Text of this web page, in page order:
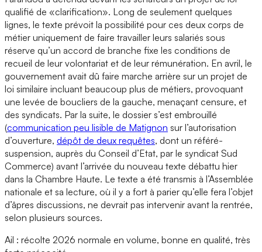
qualifié de «clarification». Long de seulement quelques
lignes, le texte prévoit la possibilité pour ces deux corps de
métier uniquement de faire travailler leurs salariés sous
réserve qu’un accord de branche fixe les conditions de
recueil de leur volontariat et de leur rémunération. En avril, le
gouvernement avait dû faire marche arrière sur un projet de
loi similaire incluant beaucoup plus de métiers, provoquant
une levée de boucliers de la gauche, menaçant censure, et
des syndicats. Par la suite, le dossier s’est embrouillé
(communication peu lisible de Matignon sur l’autorisation
d’ouverture, dépôt de deux requêtes, dont un référé-
suspension, auprès du Conseil d’Etat, par le syndicat Sud
Commerce) avant l’arrivée du nouveau texte débattu hier
dans la Chambre Haute. Le texte a été transmis à l’Assemblée
nationale et sa lecture, où il y a fort à parier qu’elle fera l’objet
d’âpres discussions, ne devrait pas intervenir avant la rentrée,
selon plusieurs sources.
Ail : récolte 2026 normale en volume, bonne en qualité, très